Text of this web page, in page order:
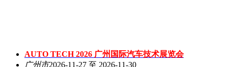
AUTO TECH 2026 广州国际汽车技术展览会
广州市2026-11-27 至 2026-11-30